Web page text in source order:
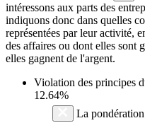
intéressons aux parts des
indiquons donc dans quelles
représentées par leur activité,
des affaires ou dont elles sont
elles gagnent de l'argent.
Violation des principes
12.64%
La